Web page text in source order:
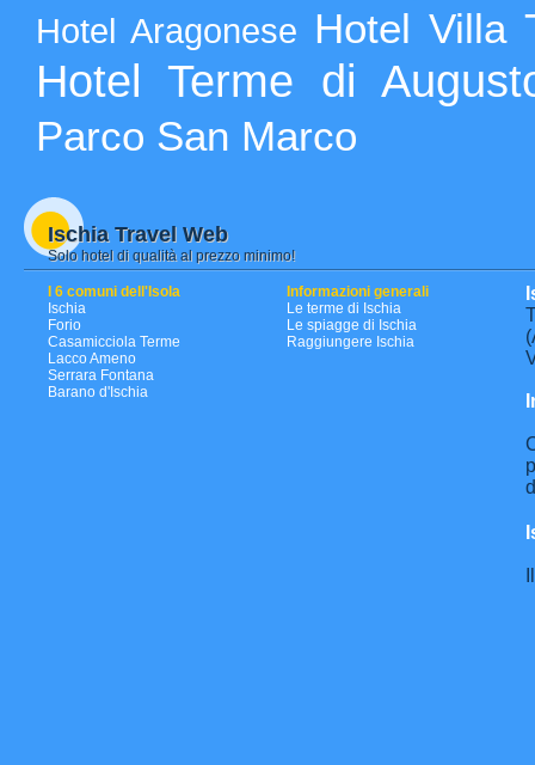
Hotel Aragonese Hotel Villa
Hotel Terme di
Parco San Marco
Ischia Travel Web
Solo hotel di qualità al prezzo minimo!
I 6 comuni dell'Isola
Ischia
Forio
Casamicciola Terme
Lacco Ameno
Serrara Fontana
Barano d'Ischia
Informazioni generali
Le terme di Ischia
Le spiagge di Ischia
Raggiungere Ischia